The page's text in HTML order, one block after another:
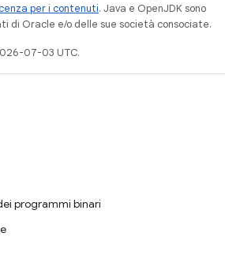
per i contenuti. Java e OpenJDK sono
di Oracle e/o delle sue società consociate.
07-03 UTC.
programmi binari